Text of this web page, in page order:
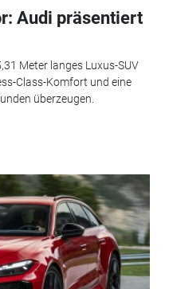
Audi präsentiert
Meter langes Luxus-SUV
Class-Komfort und eine
überzeugen.